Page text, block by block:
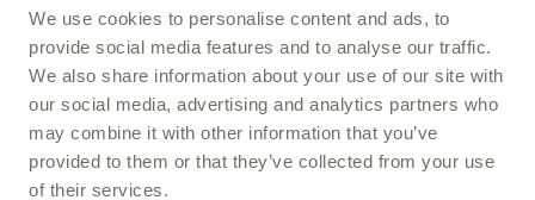
We use cookies to personalise content and ads, to
provide social media features and to analyse our traffic.
We also share information about your use of our site with
our social media, advertising and analytics partners who
may combine it with other information that you’ve
provided to them or that they’ve collected from your use
of their services.